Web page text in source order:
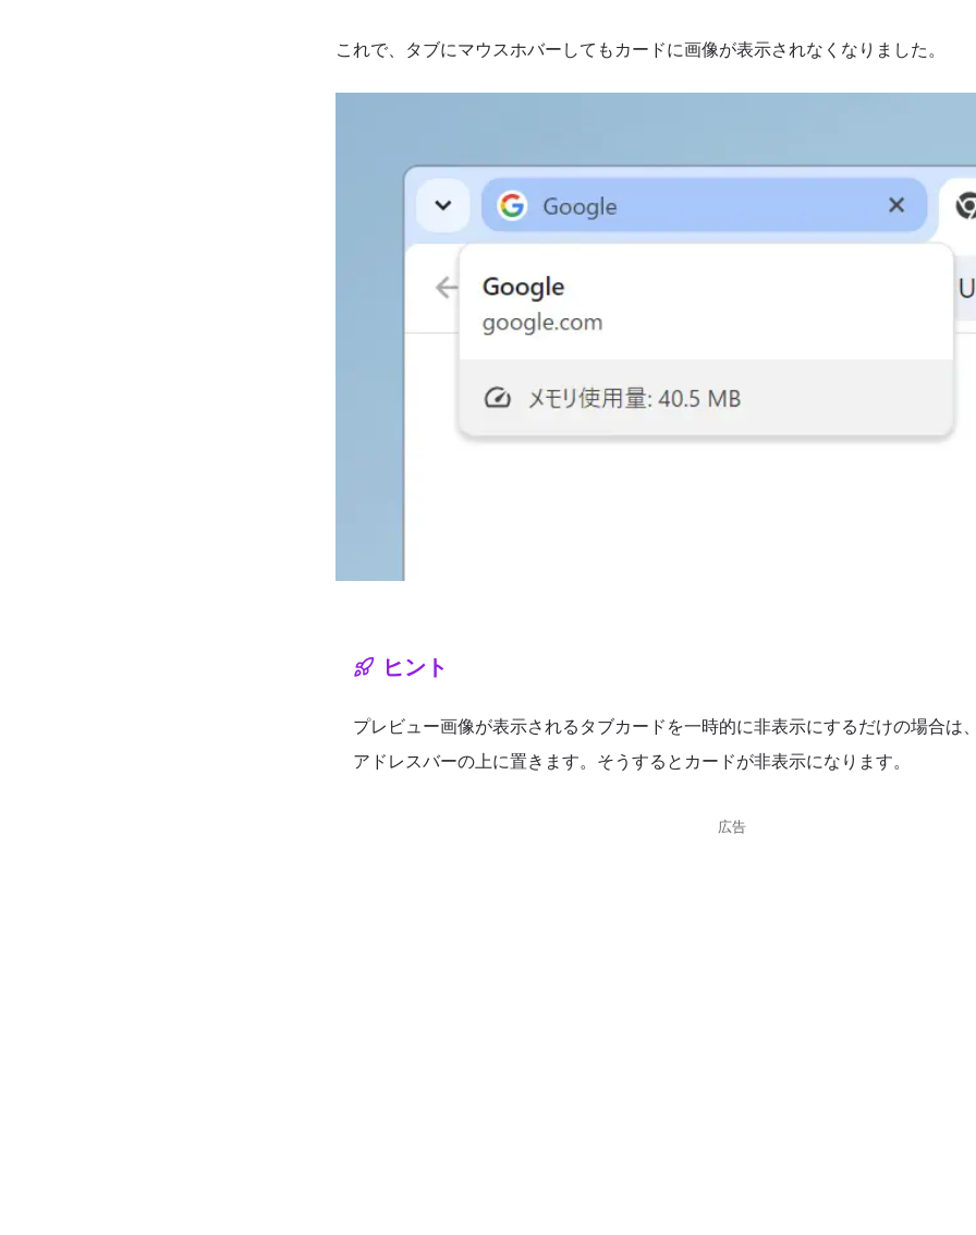
これで、タブにマウスホバーしてもカードに画像が表示されなくなりました。
ヒント
プレビュー画像が表示されるタブカードを一時的に非表示にするだけの場合は
アドレスバーの上に置きます。そうするとカードが非表示になります。
広告